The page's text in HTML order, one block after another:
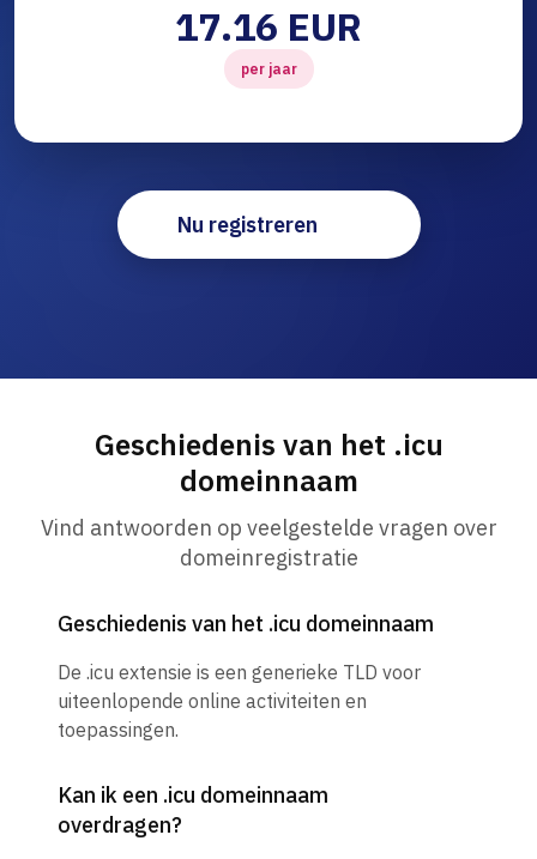
17.16 EUR
per jaar
Nu registreren
Geschiedenis van het .icu
domeinnaam
Vind antwoorden op veelgestelde vragen over
domeinregistratie
Geschiedenis van het .icu domeinnaam
De .icu extensie is een generieke TLD voor
uiteenlopende online activiteiten en
toepassingen.
Kan ik een .icu domeinnaam
overdragen?